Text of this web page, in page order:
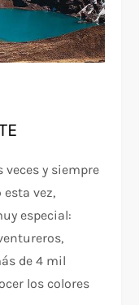
veces y siempre
vez,
especial:
de 4 mil
los colores